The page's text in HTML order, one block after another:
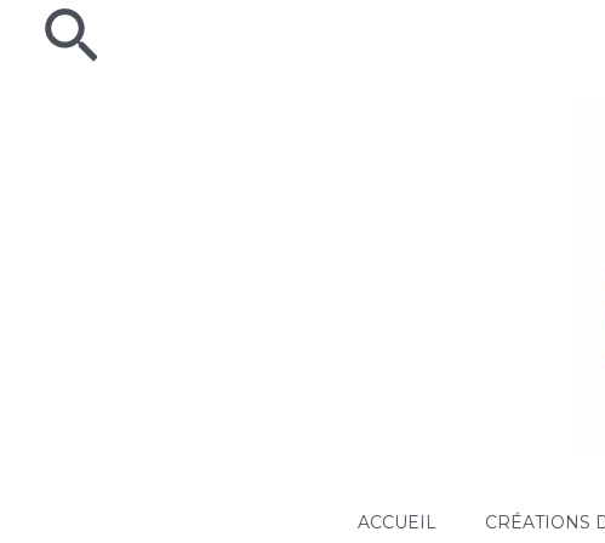
Rechercher
ACCUEIL CRÉATIONS